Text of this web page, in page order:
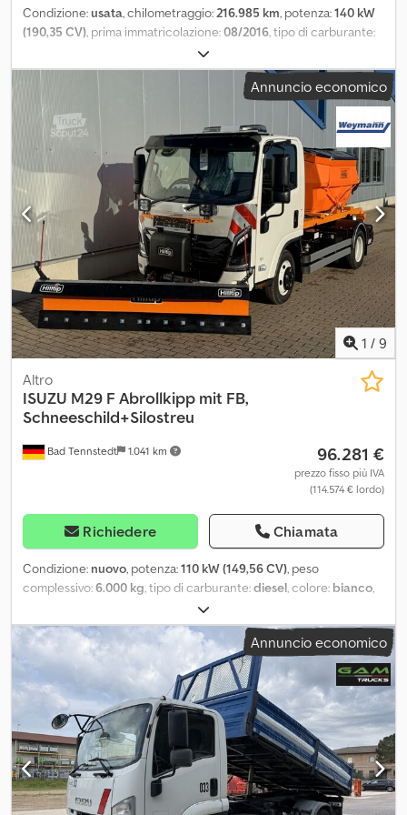
Condizione:usata, chilometraggio:216.985 km, potenza:140 kW
(190,35 CV), prima immatricolazione:08/2016, tipo di carburante:
, tipo di ingranaggio:
prossima ispezione (TÜV):12/2026, classe di emissione:Euro 6,
colore:
, Anno di produzione:2016,
Equipaggiamento:
ABS, aria condizionata, riscaldatore
autonomo,
Annuncio economico
1 / 9
Bad Tennstedt 1.041 km
Altro
ISUZU M29 F Abrollkipp mit FB,
Schneeschild+Silostreu
96.281 €
prezzo fisso più IVA
(114.574 € lordo)
Richiedere Chiamata
Condizione: nuovo, potenza:110 kW (149,56 CV), peso
complessivo:6.000 kg , tipo di carburante:diesel , colore: bianco
, larghezza vano di carico:
mm, lunghezza spazio di carico:3.200 mm, altezza vano di carico:
2.180 mm
, larghezza totale: 1.880 mm , numero di posti:3,
Equipaggiamento:
ABS, aria condizionata, chiusura
centralizzata, filtro antiparticolato, programma elettronico di
stabilità (ESP), Il centro ISUZU per veicoli commerciali in
Germania offre competenza, assistenza e consulenza,
proponendovi: ISUZU M29 F compatto autocarro con cassone
ribaltabile e sistema HILLTIP per lama da neve + spargisale Prezzo
netto/esportazione: 96.281,- € Garanzia di 3 anni sul veicolo base a
partire dal giorno della prima immatricolazione, oppure fino a
Annuncio economico